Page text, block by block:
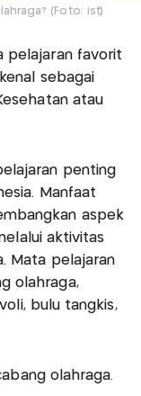
(Foto: ist)
pelajaran favorit
sebagai
atau
penting
Manfaat
aspek
aktivitas
Mata pelajaran
olahraga,
bulu tangkis,
olahraga.